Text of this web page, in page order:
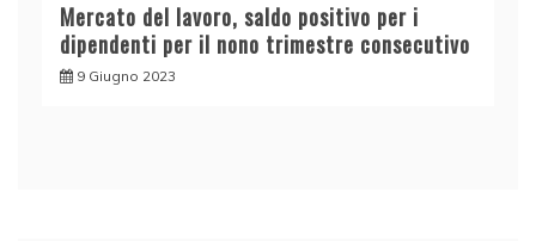
Mercato del lavoro, saldo positivo per i
dipendenti per il nono trimestre consecutivo
9 Giugno 2023